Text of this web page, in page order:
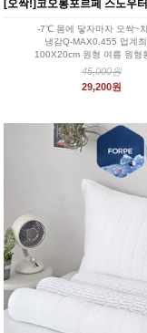
-7℃ 몸에 닿자마자 오싹~
냉감Q-MAX0.455 업계
100X20cm 원형 여름 원형
45,000원
29,200원